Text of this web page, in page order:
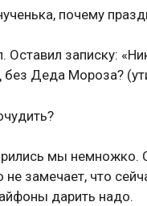
почему
записку:
Деда Мороза?
мы немножко.
замечает, что
дарить надо.